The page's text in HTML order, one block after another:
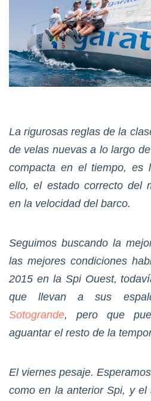
La rigurosas reglas de la
de velas nuevas a lo largo
compacta en el tiempo, es
ello, el estado correcto del
en la velocidad del barco.
Seguimos buscando la
las mejores condiciones
2015 en la Spi Ouest,
que llevan a sus
Sotogrande, pero que
aguantar el resto de la
El viernes pesaje.
como en la anterior Spi, y